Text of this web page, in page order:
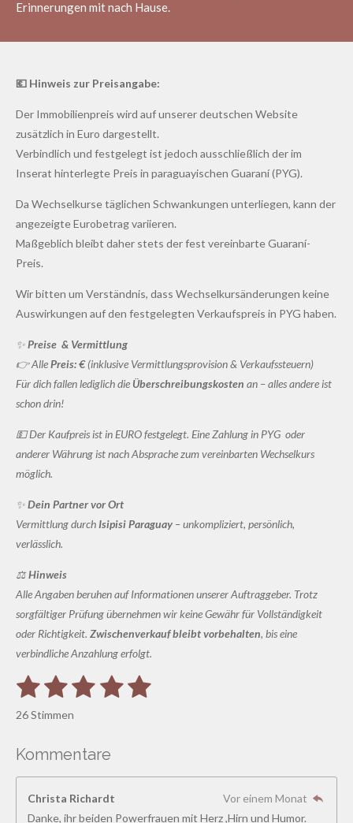
Erinnerungen mit nach Hause.
💶 Hinweis zur Preisangabe:
Der Immobilienpreis wird auf unserer deutschen Website
zusätzlich in Euro dargestellt.
Verbindlich und festgelegt ist jedoch ausschließlich der im
Inserat hinterlegte Preis in paraguayischen Guaraní (PYG).
Da Wechselkurse täglichen Schwankungen unterliegen, kann der
angezeigte Eurobetrag variieren.
Maßgeblich bleibt daher stets der fest vereinbarte Guaraní-
Preis.
Wir bitten um Verständnis, dass Wechselkursänderungen keine
Auswirkungen auf den festgelegten Verkaufspreis in PYG haben.
✨Preise & Vermittlung
👉 AllePreis: €(inklusive Vermittlungsprovision & Verkaufssteuern)
Für dich fallen lediglich die Überschreibungskosten an – alles andere ist
schon drin!
💵 Der Kaufpreis ist in EURO festgelegt. Eine Zahlung in PYG oder
anderer Währung ist nach Absprache zum vereinbarten Wechselkurs
möglich.
✨Dein Partner vor Ort
Vermittlung durch Isipisi Paraguay – unkompliziert, persönlich,
verlässlich.
⚖️Hinweis
Alle Angaben beruhen auf Informationen unserer Auftraggeber. Trotz
sorgfältiger Prüfung übernehmen wir keine Gewähr für Vollständigkeit
oder Richtigkeit. Zwischenverkauf bleibt vorbehalten, bis eine
verbindliche Anzahlung erfolgt.
B
w
r
t
1
S
e
r
n
2
S
e
r
n
3
S
e
r
n
4
e
r
n
5
r
n
n
b
26 Stimmen
Kommentare
Christa Richardt
Vor einem Monat
Danke, ihr beiden Powerfrauen mit Herz ,Hirn und Humor.